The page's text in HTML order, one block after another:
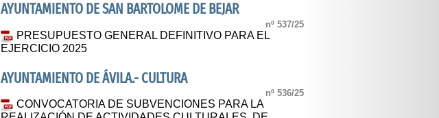
AYUNTAMIENTO DE SAN BARTOLOME DE BEJAR
nº 537/25
PRESUPUESTO GENERAL DEFINITIVO PARA EL
EJERCICIO 2025
AYUNTAMIENTO DE ÁVILA.- CULTURA
nº 536/25
CONVOCATORIA DE SUBVENCIONES PARA LA